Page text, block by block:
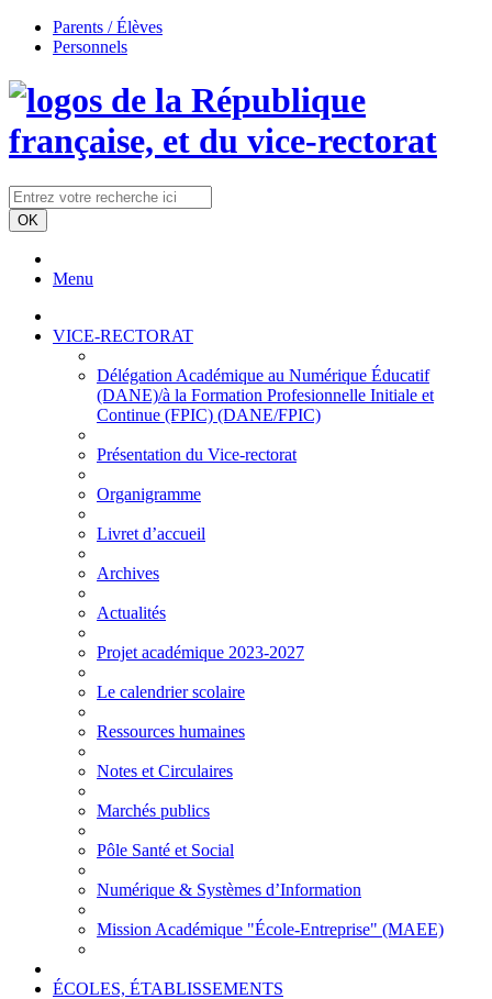
Parents / Élèves
Personnels
Menu
VICE-RECTORAT
Délégation Académique au Numérique Éducatif
(DANE)/à la Formation Profesionnelle Initiale et
Continue (FPIC) (DANE/FPIC)
Présentation du Vice-rectorat
Organigramme
Livret d’accueil
Archives
Actualités
Projet académique 2023-2027
Le calendrier scolaire
Ressources humaines
Notes et Circulaires
Marchés publics
Pôle Santé et Social
Numérique & Systèmes d’Information
Mission Académique "École-Entreprise" (MAEE)
ÉCOLES, ÉTABLISSEMENTS